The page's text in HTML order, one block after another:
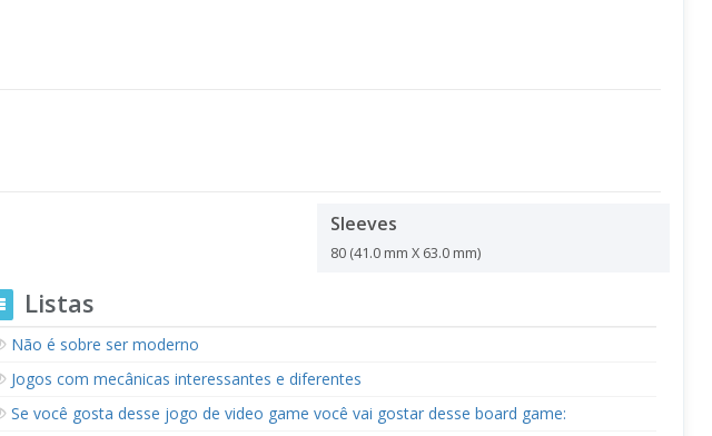
Sleeves
80 (41.0 mm X 63.0 mm)
Listas
Não é sobre ser moderno
Jogos com mecânicas interessantes e diferentes
Se você gosta desse jogo de video game você vai gostar desse board game: